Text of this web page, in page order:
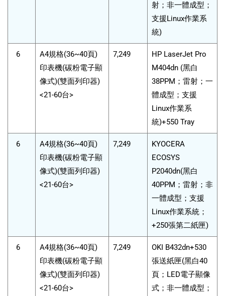
射；非一體成型；
支援Linux作業系
統)
6
A4規格(36~40頁)
印表機(碳粉電子顯
像式)(雙面列印器)
<21-60台>
7,249
HP LaserJet Pro
M404dn (黑白
38PPM；雷射；一
體成型；支援
Linux作業系
統)+550 Tray
6
A4規格(36~40頁)
印表機(碳粉電子顯
像式)(雙面列印器)
<21-60台>
7,249
KYOCERA
ECOSYS
P2040dn(黑白
40PPM；雷射；非
一體成型；支援
Linux作業系統；
+250張第二紙匣)
6
A4規格(36~40頁)
印表機(碳粉電子顯
像式)(雙面列印器)
<21-60台>
7,249
OKI B432dn+530
張送紙匣(黑白40
頁；LED電子顯像
式；非一體成型；